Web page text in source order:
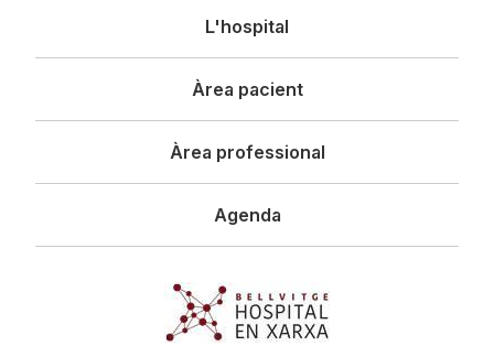
principal
L'hospital
Àrea pacient
Àrea professional
Agenda